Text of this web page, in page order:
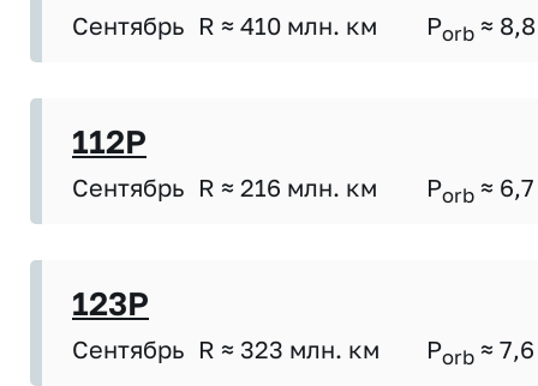
Сентябрь R ≈ 410 млн. км Porb ≈ 8,8
112P
Сентябрь R ≈ 216 млн. км Porb ≈ 6,7
123P
Сентябрь R ≈ 323 млн. км Porb ≈ 7,6